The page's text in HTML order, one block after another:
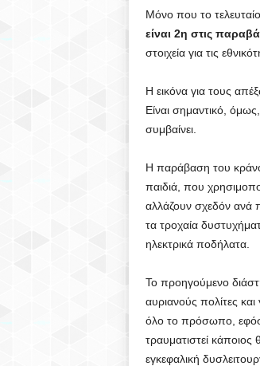
Μόνο που το
είναι 2η στις
στοιχεία για τις
Η εικόνα για τους
Είναι σημαντικό,
συμβαίνει.
Η παράβαση του
παιδιά, που
αλλάζουν σχεδόν ανά
τα τροχαία
ηλεκτρικά ποδήλατα.
Το προηγούμενο
αυριανούς πολίτες
όλο το πρόσωπο,
τραυματιστεί
εγκεφαλική